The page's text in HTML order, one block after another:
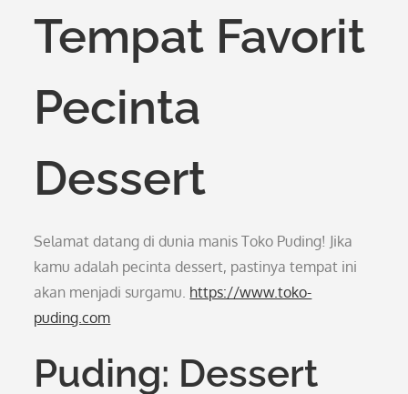
Tempat Favorit
Pecinta
Dessert
Selamat datang di dunia manis Toko Puding! Jika
kamu adalah pecinta dessert, pastinya tempat ini
akan menjadi surgamu. https://www.toko-
puding.com
Puding: Dessert